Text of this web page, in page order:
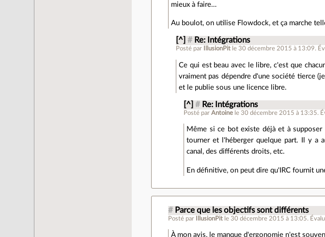
mieux à faire…
Au boulot, on utilise Flowdock, et ça marche
[^] # Re: Intégrations
Posté par IllusionPit le 30 décembre 2015 à 13:09.
Ce qui est beau avec le libre, c'est que
vraiment pas dépendre d'une société tierce
et le publie sous une licence libre.
[^] # Re: Intégrations
Posté parAntoine le 30 décembre 2015 à 13:35.
Même si ce bot existe déjà et à
tourner et l'héberger quelque part. Il y a
canal, des différents droits, etc.
En définitive, on peut dire qu'IRC fournit
# Parce que les objectifs sont différents
Posté par IllusionPit le 30 décembre 2015 à 13:05.
À mon avis, le manque d'ergonomie n'est